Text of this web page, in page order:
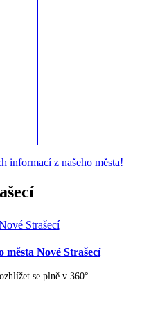
informací z našeho města!
Nové Strašecí
se plně v 360°.